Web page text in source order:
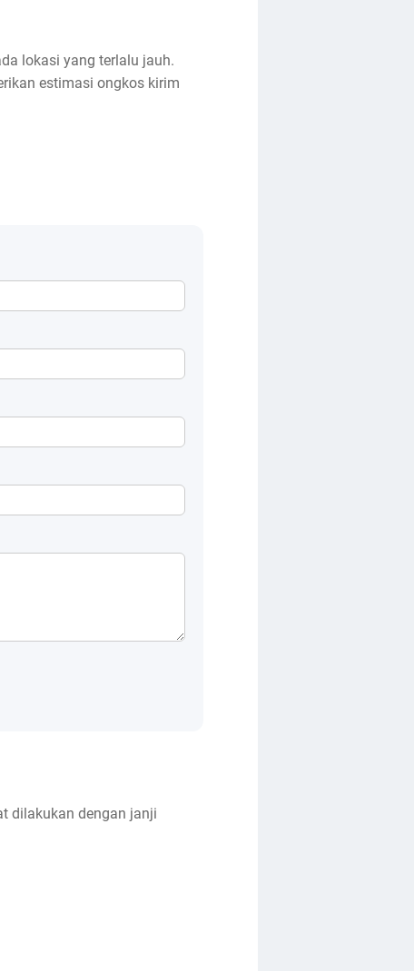
lokasi yang terlalu jauh.
estimasi ongkos kirim
dilakukan dengan janji